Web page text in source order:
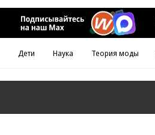
Дети Наука Теория моды